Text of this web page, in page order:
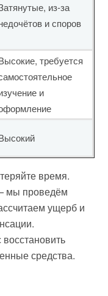
из‑за
и споров
требуется
и
время.
мы проведём
ущерб и
средства.